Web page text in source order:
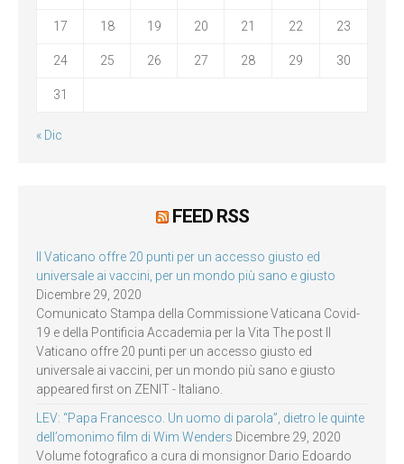
17 18 19 20 21 22 23
24 25 26 27 28 29 30
31
« Dic
FEED RSS
Il Vaticano offre 20 punti per un accesso giusto ed
universale ai vaccini, per un mondo più sano e giusto
Dicembre 29, 2020
Comunicato Stampa della Commissione Vaticana Covid-
19 e della Pontificia Accademia per la Vita The post Il
Vaticano offre 20 punti per un accesso giusto ed
universale ai vaccini, per un mondo più sano e giusto
appeared first on ZENIT - Italiano.
LEV: “Papa Francesco. Un uomo di parola”, dietro le quinte
dell’omonimo film di Wim Wenders Dicembre 29, 2020
Volume fotografico a cura di monsignor Dario Edoardo